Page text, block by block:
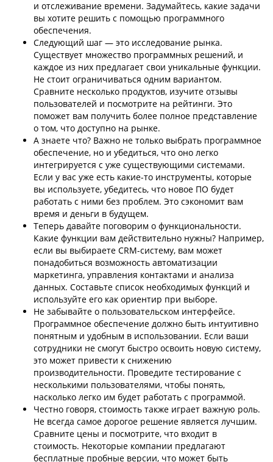
и отслеживание времени. Задумайтесь, какие задачи
вы хотите решить с помощью программного
обеспечения.
Следующий шаг — это исследование рынка.
Существует множество программных решений, и
каждое из них предлагает свои уникальные функции.
Не стоит ограничиваться одним вариантом.
Сравните несколько продуктов, изучите отзывы
пользователей и посмотрите на рейтинги. Это
поможет вам получить более полное представление
о том, что доступно на рынке.
А знаете что? Важно не только выбрать программное
обеспечение, но и убедиться, что оно легко
интегрируется с уже существующими системами.
Если у вас уже есть какие-то инструменты, которые
вы используете, убедитесь, что новое ПО будет
работать с ними без проблем. Это сэкономит вам
время и деньги в будущем.
Теперь давайте поговорим о функциональности.
Какие функции вам действительно нужны? Например,
если вы выбираете CRM-систему, вам может
понадобиться возможность автоматизации
маркетинга, управления контактами и анализа
данных. Составьте список необходимых функций и
используйте его как ориентир при выборе.
Не забывайте о пользовательском интерфейсе.
Программное обеспечение должно быть интуитивно
понятным и удобным в использовании. Если ваши
сотрудники не смогут быстро освоить новую систему,
это может привести к снижению
производительности. Проведите тестирование с
несколькими пользователями, чтобы понять,
насколько легко им будет работать с программой.
Честно говоря, стоимость также играет важную роль.
Не всегда самое дорогое решение является лучшим.
Сравните цены и посмотрите, что входит в
стоимость. Некоторые компании предлагают
бесплатные пробные версии, что может быть